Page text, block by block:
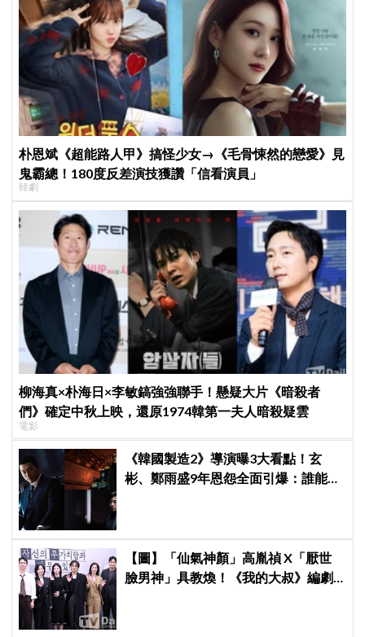
朴恩斌《超能路人甲》搞怪少女→《毛骨悚然的戀愛》見
鬼霸總！180度反差演技獲讚「信看演員」
韓劇
柳海真×朴海日×李敏鎬強強聯手！懸疑大片《暗殺者
們》確定中秋上映，還原1974韓第一夫人暗殺疑雲
電影
《韓國製造2》導演曝3大看點！玄
彬、鄭雨盛9年恩怨全面引爆：誰能活
【圖】「仙氣神顏」高胤禎 X「厭世
臉男神」具教煥！《我的大叔》編劇